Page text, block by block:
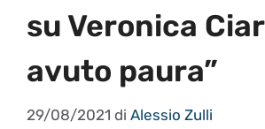
su Veronica
avuto paura”
29/08/2021 di Alessio Zulli